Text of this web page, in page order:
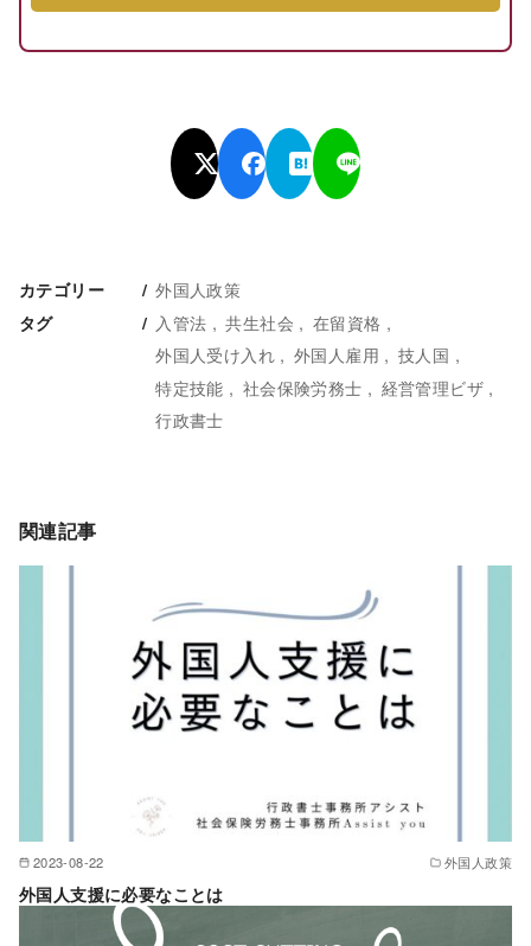
カテゴリー 外国人政策
タグ 入管法 共生社会
在留資格
外国人受け入れ
外国人雇用
技人国
特定技能
社会保険労務士
経営管理ビザ
行政書士
関連記事
2023-08-22 外国人政策
外国人支援に必要なことは